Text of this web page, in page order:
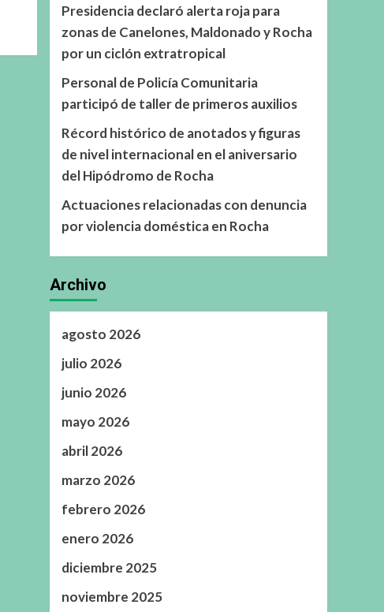
Presidencia declaró alerta roja para
zonas de Canelones, Maldonado y Rocha
por un ciclón extratropical
Personal de Policía Comunitaria
participó de taller de primeros auxilios
Récord histórico de anotados y figuras
de nivel internacional en el aniversario
del Hipódromo de Rocha
Actuaciones relacionadas con denuncia
por violencia doméstica en Rocha
Archivo
agosto 2026
julio 2026
junio 2026
mayo 2026
abril 2026
marzo 2026
febrero 2026
enero 2026
diciembre 2025
noviembre 2025